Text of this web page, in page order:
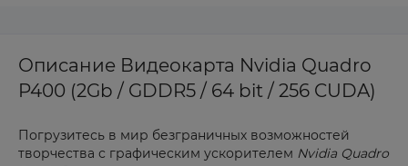
Описание Видеокарта Nvidia Quadro
P400 (2Gb / GDDR5 / 64 bit / 256 CUDA)
Погрузитесь в мир безграничных возможностей
творчества с графическим ускорителем Nvidia Quadro